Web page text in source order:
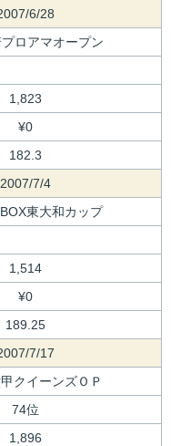
6/28
ロアマオープン
1,823
¥0
182.3
2007/7/4
東大和カップ
1,514
¥0
189.25
7/17
クイーンズＯＰ
74位
1,896